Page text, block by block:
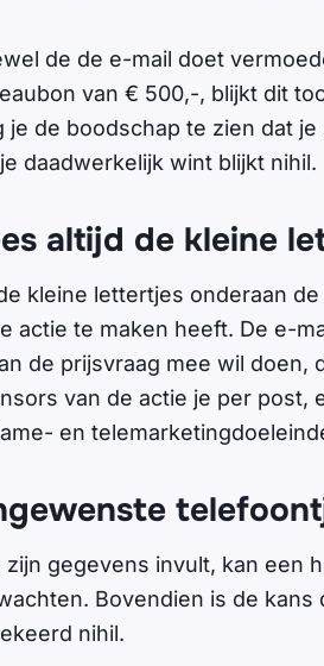
de de e-mail doet
van € 500,-, blijkt dit
je de boodschap te zien dat
daadwerkelijk wint blijkt nihil.
altijd de kleine
kleine lettertjes onderaan
actie te maken heeft. De e-
de prijsvraag mee wil doen,
van de actie je per post,
en
zijn gegevens invult, kan een
Bovendien is de
nihil.